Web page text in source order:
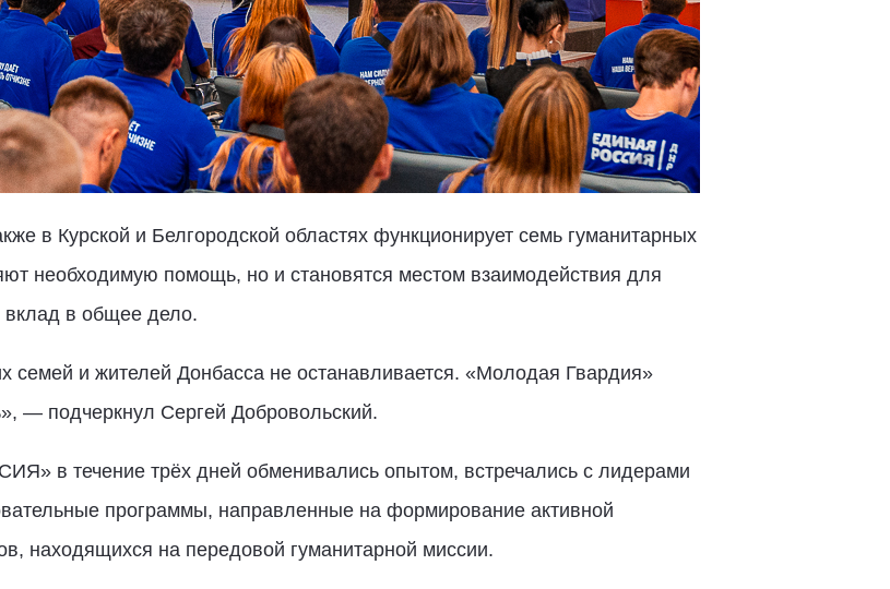
в Курской и Белгородской областях функционирует семь гуманитарных
необходимую помощь, но и становятся местом взаимодействия для
вклад в общее дело.
семей и жителей Донбасса не останавливается. «Молодая Гвардия»
— подчеркнул Сергей Добровольский.
в течение трёх дней обменивались опытом, встречались с лидерами
программы, направленные на формирование активной
находящихся на передовой гуманитарной миссии.